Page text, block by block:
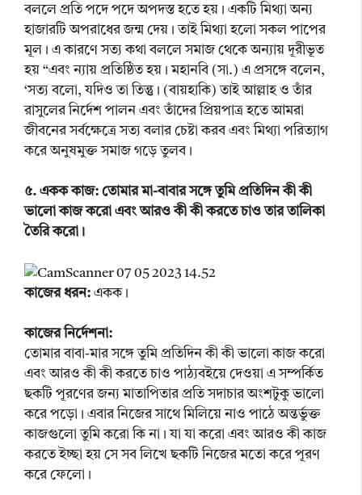
বললে প্রতি পদে পদে অপদস্ত হতে হয়। একটি মিথ্যা অন্য
হাজারটি অপরাধের জন্ম দেয়। তাই মিথ্যা হলো সকল পাপের
মূল। এ কারণে সত্য কথা বললে সমাজ থেকে অন্যায় দূরীভূত
হয় “এবং ন্যায় প্রতিষ্ঠিত হয়। মহানবি (সা.) এ প্রসঙ্গে বলেন,
‘সত্য বলো, যদিও তা তিন্তু। (বায়হাকি) তাই আল্লাহ ও তাঁর
রাসুলের নির্দেশ পালন এবং তাঁদের প্রিয়পাত্র হতে আমরা
জীবনের সর্বক্ষেত্রে সত্য বলার চেষ্টা করব এবং মিথ্যা পরিত্যাগ
করে অনুষমুক্ত সমাজ গড়ে তুলব।
৫. একক কাজ: তোমার মা-বাবার সঙ্গে তুমি প্রতিদিন কী কী
ভালো কাজ করো এবং আরও কী কী করতে চাও তার তালিকা
তৈরি করো।
কাজের ধরন: একক।
কাজের নির্দেশনা:
তোমার বাবা-মার সঙ্গে তুমি প্রতিদিন কী কী ভালো কাজ করো
এবং আরও কী কী করতে চাও পাঠ্যবইয়ে দেওয়া এ সম্পর্কিত
ছকটি পূরণের জন্য মাতাপিতার প্রতি সদাচার অংশটুকু ভালো
করে পড়ো। এবার নিজের সাথে মিলিয়ে নাও পাঠে অন্তর্ভুক্ত
কাজগুলো তুমি করো কি না। যা যা করো এবং আরও কী কাজ
করতে ইচ্ছা হয় সে সব লিখে ছকটি নিজের মতো করে পূরণ
করে ফেলো।